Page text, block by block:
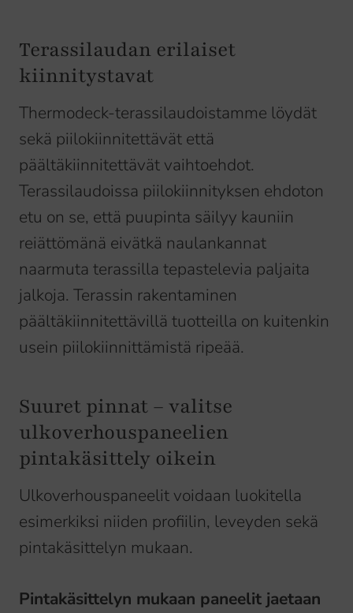
Terassilaudan erilaiset
kiinnitystavat
Thermodeck-terassilaudoistamme löydät
sekä piilokiinnitettävät että
päältäkiinnitettävät vaihtoehdot.
Terassilaudoissa piilokiinnityksen ehdoton
etu on se, että puupinta säilyy kauniin
reiättömänä eivätkä naulankannat
naarmuta terassilla tepastelevia paljaita
jalkoja. Terassin rakentaminen
päältäkiinnitettävillä tuotteilla on kuitenkin
usein piilokiinnittämistä ripeää.
Suuret pinnat – valitse
ulkoverhouspaneelien
pintakäsittely oikein
Ulkoverhouspaneelit voidaan luokitella
esimerkiksi niiden profiilin, leveyden sekä
pintakäsittelyn mukaan.
Pintakäsittelyn mukaan paneelit jaetaan